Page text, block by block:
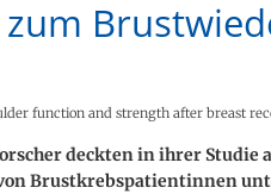
function and strength after breast
deckten in ihrer Studie
Brustkrebspatientinnen